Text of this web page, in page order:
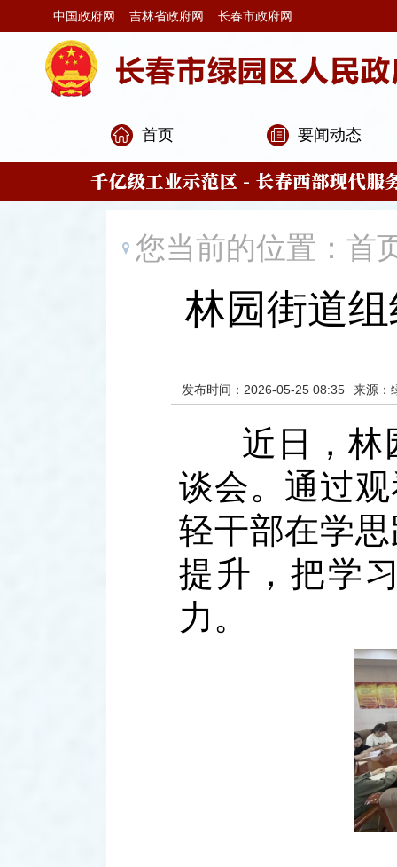
中国政府网 吉林省政府网 长春市政府网
首页 要闻动态
您当前的位置： 首
林园街道
发布时间：2026-05-25 08:35 来源：
近日，林
谈会。通过
轻干部在学
提升，把学
力。